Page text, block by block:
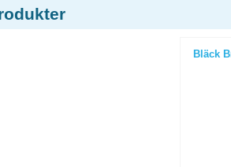
Bläck